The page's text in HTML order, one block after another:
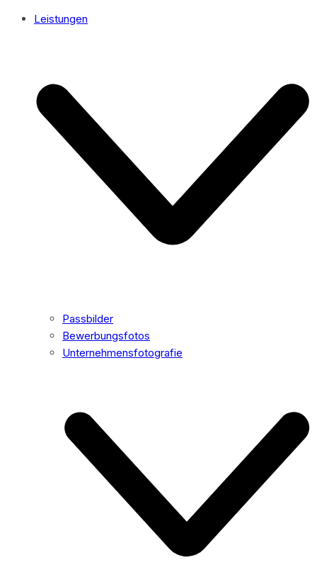
Leistungen
Passbilder
Bewerbungsfotos
Unternehmensfotografie